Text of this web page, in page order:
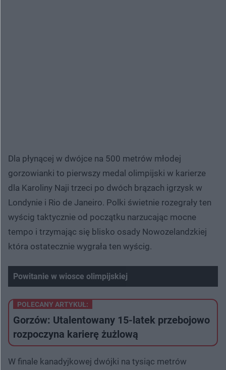
Dla płynącej w dwójce na 500 metrów młodej
gorzowianki to pierwszy medal olimpijski w karierze
dla Karoliny Naji trzeci po dwóch brązach igrzysk w
Londynie i Rio de Janeiro. Polki świetnie rozegrały ten
wyścig taktycznie od początku narzucając mocne
tempo i trzymając się blisko osady Nowozelandzkiej
która ostatecznie wygrała ten wyścig.
Powitanie w wiosce olimpijskiej
POLECANY ARTYKUŁ:
Gorzów: Utalentowany 15-latek przebojowo
rozpoczyna karierę żużlową
W finale kanadyjkowej dwójki na tysiąc metrów